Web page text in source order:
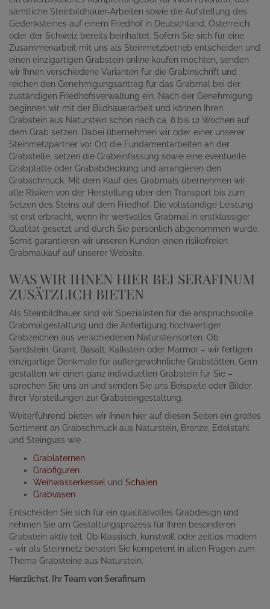
sämtliche Steinbildhauer-Arbeiten sowie die Aufstellung des
Gedenksteines auf einem Friedhof in Deutschland, Österreich
oder der Schweiz bereits beinhaltet. Sofern Sie sich für eine
Zusammenarbeit mit uns als Steinmetzbetrieb entscheiden und
einen einzigartigen Grabstein online kaufen möchten, senden
wir Ihnen verschiedene Varianten für die Grabinschrift und
reichen den Genehmigungsantrag für das Grabmal bei der
zuständigen Friedhofsverwaltung ein. Nach der Genehmigung
beginnen wir mit der Bildhauerarbeit und können Ihren
Grabstein aus Naturstein schon nach ca. 8 bis 12 Wochen auf
dem Grab setzen. Dabei übernehmen wir oder einer unserer
Steinmetzpartner vor Ort die Fundamentarbeiten an der
Grabstelle, setzen die Grabeinfassung sowie eine eventuelle
Grabplatte oder Grababdeckung und arrangieren den
Grabschmuck. Mit dem Kauf des Grabmals übernehmen wir
alle Risiken von der Herstellung über den Transport bis zum
Setzen des Steins auf dem Friedhof. Die vollständige Leistung
ist erst erbracht, wenn Ihr wertvolles Grabmal in erstklassiger
Qualität gesetzt und durch Sie persönlich abgenommen wurde.
Somit garantieren wir unseren Kunden einen risikofreien
Grabmalkauf auf unserer Website.
WAS WIR IHNEN HIER BEI SERAFINUM
ZUSÄTZLICH BIETEN
Als Steinbildhauer sind wir Spezialisten für die anspruchsvolle
Grabmalgestaltung und die Anfertigung hochwertiger
Grabzeichen aus verschiedenen Natursteinsorten. Ob
Sandstein, Granit, Basalt, Kalkstein oder Marmor – wir fertigen
einzigartige Denkmale für außergewöhnliche Grabstätten. Gern
gestalten wir einen ganz individuellen Grabstein für Sie –
sprechen Sie uns an und senden Sie uns Beispiele oder Bilder
Ihrer Vorstellungen zur Grabsteingestaltung.
Weiterführend bieten wir Ihnen hier auf diesen Seiten ein großes
Sortiment an Grabschmuck aus Naturstein, Bronze, Edelstahl
und Steinguss wie
Grablaternen
Grabfiguren
Weihwasserkessel und Schalen
Grabvasen
Entscheiden Sie sich für ein qualitätvolles Grabdesign und
nehmen Sie am Gestaltungsprozess für Ihren besonderen
Grabstein aktiv teil. Ob klassisch, kunstvoll oder zeitlos modern
- wir als Steinmetz beraten Sie kompetent in allen Fragen zum
Thema Grabsteine aus Naturstein.
Herzlichst, Ihr Team von Serafinum